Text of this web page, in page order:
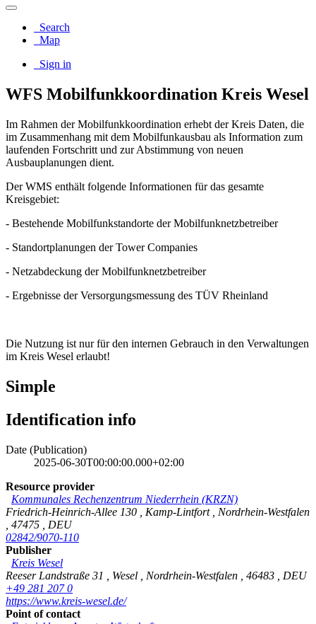
Search
Map
Sign in
WFS Mobilfunkkoordination Kreis Wesel
Im Rahmen der Mobilfunkkoordination erhebt der Kreis Daten, die
im Zusammenhang mit dem Mobilfunkausbau als Information zum
laufenden Fortschritt und zur Abstimmung von neuen
Ausbauplanungen dient.
Der WMS enthält folgende Informationen für das gesamte
Kreisgebiet:
- Bestehende Mobilfunkstandorte der Mobilfunknetzbetreiber
- Standortplanungen der Tower Companies
- Netzabdeckung der Mobilfunknetzbetreiber
- Ergebnisse der Versorgungsmessung des TÜV Rheinland
Die Nutzung ist nur für den internen Gebrauch in den Verwaltungen
im Kreis Wesel erlaubt!
Simple
Identification info
Date (Publication)
2025-06-30T00:00:00.000+02:00
Resource provider
Kommunales Rechenzentrum Niederrhein (KRZN)
Friedrich-Heinrich-Allee 130
Kamp-Lintfort
Nordrhein-Westfalen
47475
DEU
02842/9070-110
Publisher
Kreis Wesel
Reeser Landstraße 31
Wesel Nordrhein-Westfalen 46483
DEU
+49 281 207 0
https://www.kreis-wesel.de/
Point of contact